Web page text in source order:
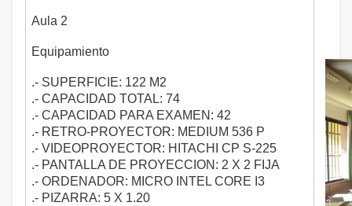
Aula 2
Equipamiento
.- SUPERFICIE: 122 M2
.- CAPACIDAD TOTAL: 74
.- CAPACIDAD PARA EXAMEN: 42
.- RETRO-PROYECTOR: MEDIUM 536 P
.- VIDEOPROYECTOR: HITACHI CP S-225
.- PANTALLA DE PROYECCION: 2 X 2 FIJA
.- ORDENADOR: MICRO INTEL CORE I3
.- PIZARRA: 5 X 1.20